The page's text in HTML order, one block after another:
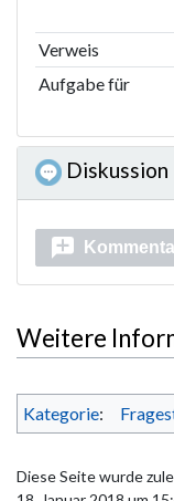
Verweis
Aufgabe für
Diskussion
Weitere
Kategorie:
Diese Seite wurde